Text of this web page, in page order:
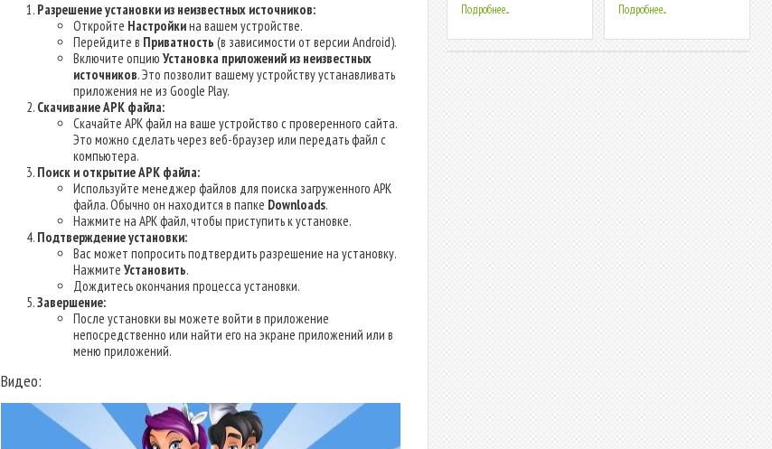
Разрешение установки из неизвестных источников:
Откройте Настройкина вашем устройстве.
Перейдите в Приватность (в зависимости от версии Android).
Включите опцию Установка приложений из неизвестных
источников. Это позволит вашему устройству устанавливать
приложения не из Google Play.
Скачивание APK файла:
Скачайте APK файл на ваше устройство с проверенного сайта.
Это можно сделать через веб-браузер или передать файл с
компьютера.
Поиск и открытие APK файла:
Используйте менеджер файлов для поиска загруженного APK
файла. Обычно он находится в папке Downloads.
Нажмите на APK файл, чтобы приступить к установке.
Подтверждение установки:
Вас может попросить подтвердить разрешение на установку.
Нажмите Установить.
Дождитесь окончания процесса установки.
Завершение:
После установки вы можете войти в приложение
непосредственно или найти его на экране приложений или в
меню приложений.
Видео:
Подробнее... Подробнее...